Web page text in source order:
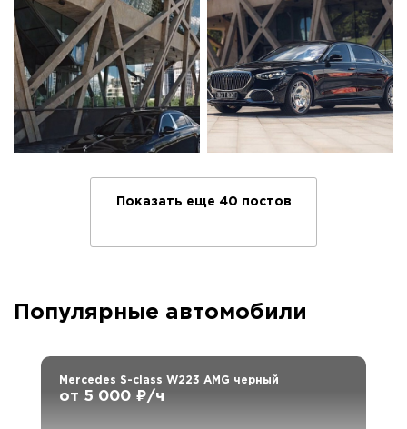
Показать еще 40 постов
Популярные автомобили
Mercedes S-class W223 AMG черный
от 5 000 ₽/ч